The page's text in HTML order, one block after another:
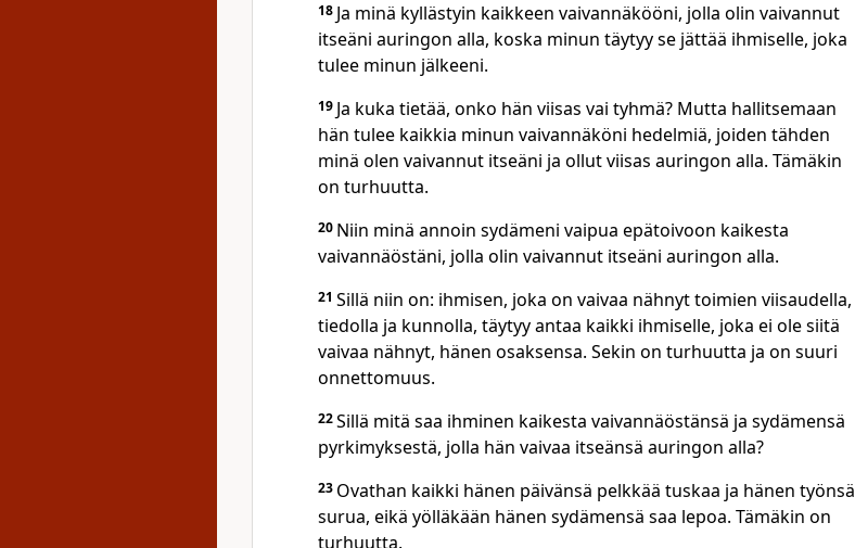
18 Ja minä kyllästyin kaikkeen vaivannäkööni, jolla olin vaivannut
itseäni auringon alla, koska minun täytyy se jättää ihmiselle, joka
tulee minun jälkeeni.
19 Ja kuka tietää, onko hän viisas vai tyhmä? Mutta hallitsemaan
hän tulee kaikkia minun vaivannäköni hedelmiä, joiden tähden
minä olen vaivannut itseäni ja ollut viisas auringon alla. Tämäkin
on turhuutta.
20 Niin minä annoin sydämeni vaipua epätoivoon kaikesta
vaivannäöstäni, jolla olin vaivannut itseäni auringon alla.
21 Sillä niin on: ihmisen, joka on vaivaa nähnyt toimien viisaudella,
tiedolla ja kunnolla, täytyy antaa kaikki ihmiselle, joka ei ole siitä
vaivaa nähnyt, hänen osaksensa. Sekin on turhuutta ja on suuri
onnettomuus.
22Sillä mitä saa ihminen kaikesta vaivannäöstänsä ja sydämensä
pyrkimyksestä, jolla hän vaivaa itseänsä auringon alla?
23 Ovathan kaikki hänen päivänsä pelkkää tuskaa ja hänen työnsä
surua, eikä yölläkään hänen sydämensä saa lepoa. Tämäkin on
turhuutta.